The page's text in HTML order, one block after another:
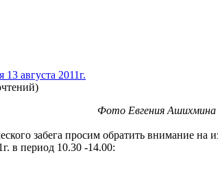
августа 2011г.
)
Фото Евгения Ашихмина
забега просим обратить внимание
в период 10.30 -14.00: